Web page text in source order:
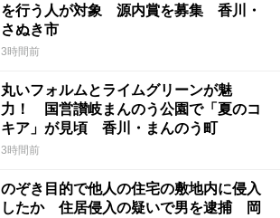
を行う人が対象 源内賞を募集 香川・
さぬき市
3時間前
丸いフォルムとライムグリーンが魅
力！ 国営讃岐まんのう公園で「夏のコ
キア」が見頃 香川・まんのう町
3時間前
のぞき目的で他人の住宅の敷地内に侵入
したか 住居侵入の疑いで男を逮捕 岡